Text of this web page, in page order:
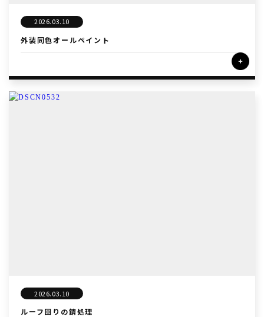
2026.03.10
外装同色オールペイント
2026.03.10
ルーフ回りの錆処理